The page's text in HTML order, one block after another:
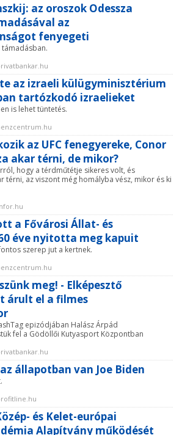
az oroszok Odessza
az
fenyegeti
támadásban.
az izraeli külügyminisztérium
tartózkodó izraelieket
is lehet tüntetés.
az UFC fenegyereke, Conor
akar térni, de mikor?
hogy a térdműtétje sikeres volt, és
térni, az viszont még homályba vész, mikor és ki
a Fővárosi Állat- és
éve nyitotta meg kapuit
szerep jut a kertnek.
meg! - Elképesztő
árult el a filmes
epizódjában Halász Árpád
fel a Gödöllői Kutyasport Központban
állapotban van Joe Biden
és Kelet-európai
Alapítvány működését